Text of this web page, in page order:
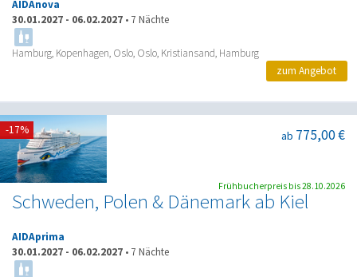
AIDAnova
30.01.2027 - 06.02.2027 • 7 Nächte
Hamburg, Kopenhagen, Oslo, Oslo, Kristiansand, Hamburg
zum Angebot
Schweden, Polen & Dänemark ab Kiel
ab 775,00 €
AIDAprima
30.01.2027 - 06.02.2027 • 7 Nächte
-17%
Frühbucherpreis bis 28.10.2026